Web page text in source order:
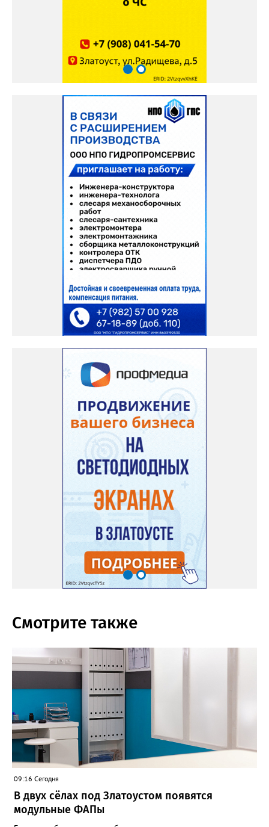
Смотрите также
09:16 Сегодня
В двух сёлах под Златоустом появятся
модульные ФАПы